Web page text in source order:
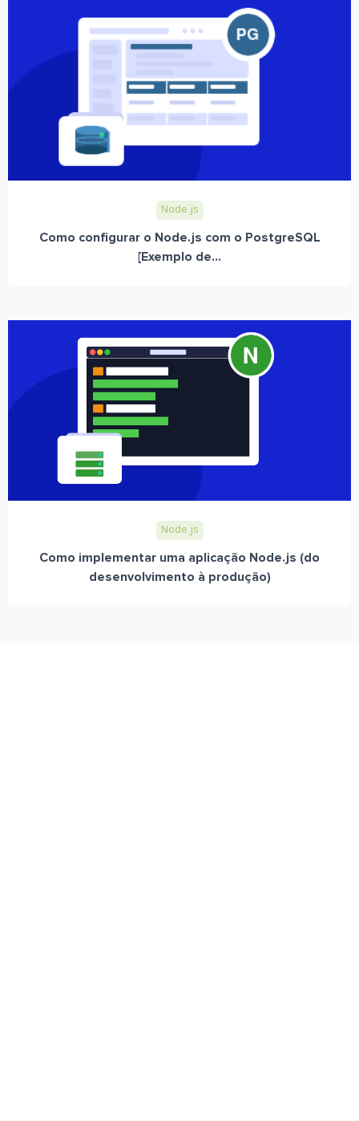
Node.js
Como configurar o Node.js com o PostgreSQL
[Exemplo de...
Node.js
Como implementar uma aplicação Node.js (do
desenvolvimento à produção)